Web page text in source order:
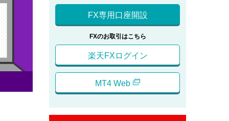
FX専用口座開設
FXのお取引はこちら
楽天FXログイン
MT4 Web